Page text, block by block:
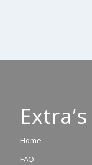
Extra’s
Home
FAQ